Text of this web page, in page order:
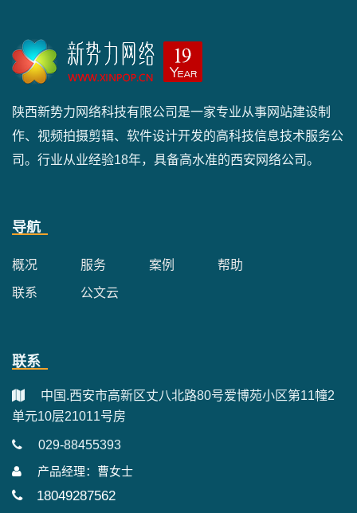
陕西新势力网络科技有限公司是一家专业从事网站建设制
作、视频拍摄剪辑、软件设计开发的高科技信息技术服务公
司。行业从业经验18年，具备高水准的西安网络公司。
导航
概况 服务 案例 帮助
联系 公文云
联系
中国.西安市高新区丈八北路80号爱博苑小区第11幢2
单元10层21011号房
029-88455393
产品经理：曹女士
18049287562